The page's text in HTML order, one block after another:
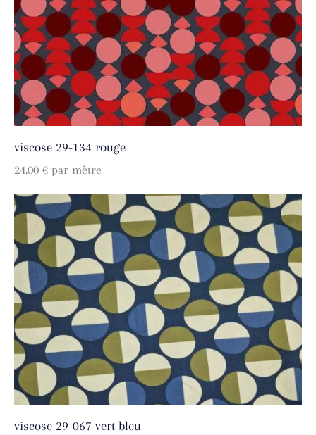
viscose 29-134 rouge
24.00 € par mètre
viscose 29-067 vert bleu